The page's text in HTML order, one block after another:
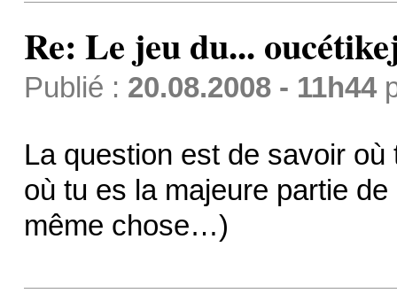
Re: Le jeu du...
Publié : 20.08.2008 - 11h44
La question est de savoir
où tu es la majeure partie
même chose…)